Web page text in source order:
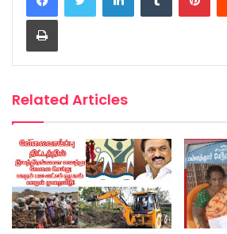
Print
Related Articles